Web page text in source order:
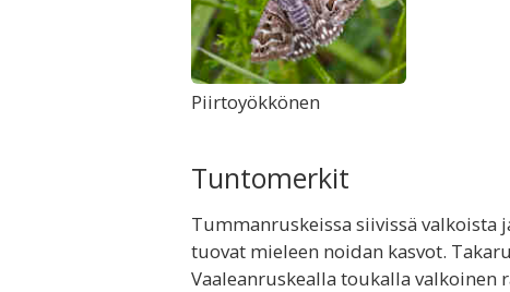
Piirtoyökkönen
Tuntomerkit
Tummanruskeissa siivissä valkoista
tuovat mieleen noidan kasvot.
Vaaleanruskealla toukalla valkoinen